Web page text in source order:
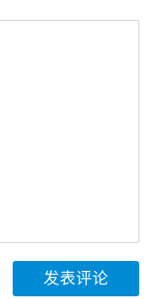
发表评论